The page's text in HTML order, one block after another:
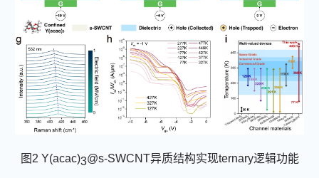
图 2 Y(acac)3@s-SWCNT异质结构实现ternary逻辑功能